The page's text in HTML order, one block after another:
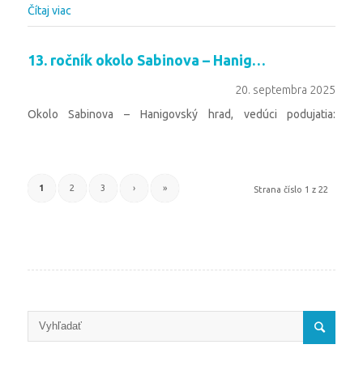
Čítaj viac
13. ročník okolo Sabinova – Hanigovský hrad, 20. 9. 2025
20. septembra 2025
Okolo Sabinova – Hanigovský hrad, vedúci podujatia:
Strana číslo 1 z 22
1 2 3 › »